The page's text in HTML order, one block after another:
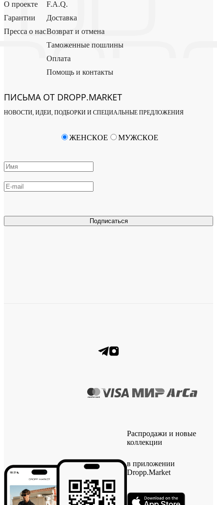
О проекте
Гарантии
Пресса о нас
F.A.Q.
Доставка
Возврат и отмена
Таможенные пошлины
Оплата
Помощь и контакты
ПИСЬМА ОТ DROPP.MARKET
НОВОСТИ, ИДЕИ, ПОДБОРКИ И СПЕЦИАЛЬНЫЕ ПРЕДЛОЖЕНИЯ
Подписаться
ЖЕНСКОЕ МУЖСКОЕ
Распродажи и новые
коллекции
в приложении
Dropp.Market